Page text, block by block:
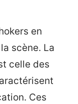
en
scène. La
celle des
Ces